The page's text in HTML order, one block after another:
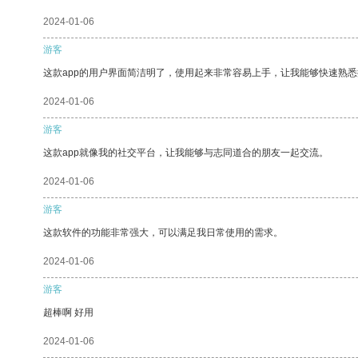
2024-01-06
游客
这款app的用户界面简洁明了，使用起来非常容易上手，让我能够快速熟
2024-01-06
游客
这款app就像我的社交平台，让我能够与志同道合的朋友一起交流。
2024-01-06
游客
这款软件的功能非常强大，可以满足我日常使用的需求。
2024-01-06
游客
超棒啊 好用
2024-01-06